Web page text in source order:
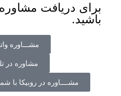
برای دریافت مشاوره
باشید.
مشـــاوره
مشاوره در
مشــــاوره در روبیکا با شماره